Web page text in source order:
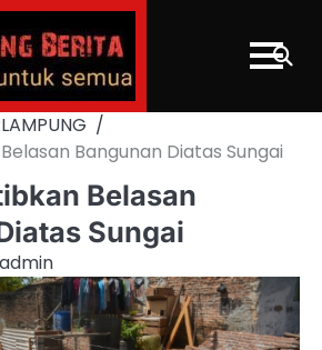
Bangunan Diatas Sungai
Belasan
Sungai
admin